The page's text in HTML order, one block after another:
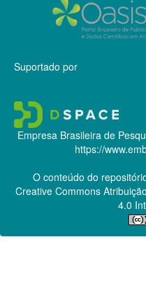
Suportado por
Empresa Brasileira de
https://
O conteúdo do
Creative Commons
4.0